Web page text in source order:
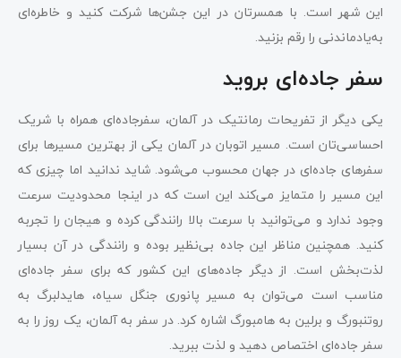
این شهر است. با همسرتان در این جشن‌ها شرکت کنید و خاطره‌ای
به‌یادماندنی را رقم بزنید.
سفر جاده‌ای بروید
یکی دیگر از تفریحات رمانتیک در آلمان، سفرجاده‌ای همراه با شریک
احساسی‌تان است. مسیر اتوبان در آلمان یکی از بهترین مسیرها برای
سفرهای جاده‌ای در جهان محسوب می‌شود. شاید ندانید اما چیزی که
این مسیر را متمایز می‌کند این است که در اینجا محدودیت سرعت
وجود ندارد و می‌توانید با سرعت بالا رانندگی کرده و هیجان را تجربه
کنید. همچنین مناظر این جاده بی‌نظیر بوده و رانندگی در آن بسیار
لذت‌بخش است. از دیگر جاده‌های این کشور که برای سفر جاده‌ای
مناسب است می‌توان به مسیر پانوری جنگل سیاه، هایدلبرگ به
روتنبورگ و برلین به هامبورگ اشاره کرد. در سفر به آلمان، یک روز را به
سفر جاده‌ای اختصاص دهید و لذت ببرید.